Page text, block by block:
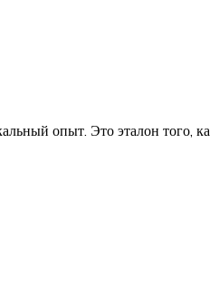
опыт. Это эталон того,